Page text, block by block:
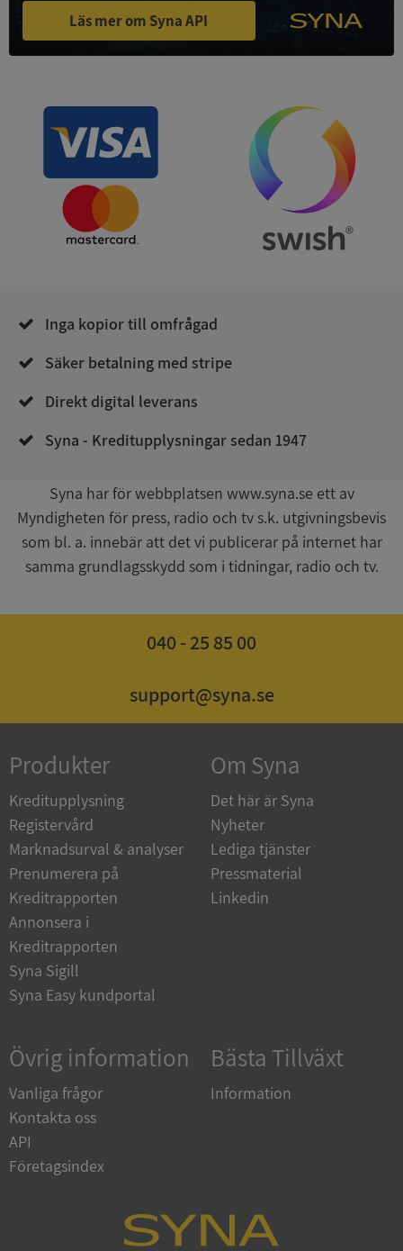
Läs mer om Syna API
Inga kopior till omfrågad
Säker betalning med stripe
Direkt digital leverans
Syna - Kreditupplysningar sedan 1947
Syna har för webbplatsen www.syna.se ett av
Myndigheten för press, radio och tv s.k. utgivningsbevis
som bl. a. innebär att det vi publicerar på internet har
samma grundlagsskydd som i tidningar, radio och tv.
040 - 25 85 00
support@syna.se
Produkter
Kreditupplysning
Registervård
Marknadsurval & analyser
Prenumerera på
Kreditrapporten
Annonsera i
Kreditrapporten
Syna Sigill
Syna Easy kundportal
Om Syna
Det här är Syna
Nyheter
Lediga tjänster
Pressmaterial
Linkedin
Övrig information
Vanliga frågor
Kontakta oss
API
Företagsindex
Bästa Tillväxt
Information
de.syna.se
Microsoft
Corporation
.syna.se
CookieScriptConsent
CookieScript
.syna.se
1 år 1
månad
_GRECAPTCHA
Google LLC
www.google.com
en.syna.se
__RequestVerificationToken
Microsoft
Corporation
en.syna.se
ARRAffinitySameSite
Microsoft